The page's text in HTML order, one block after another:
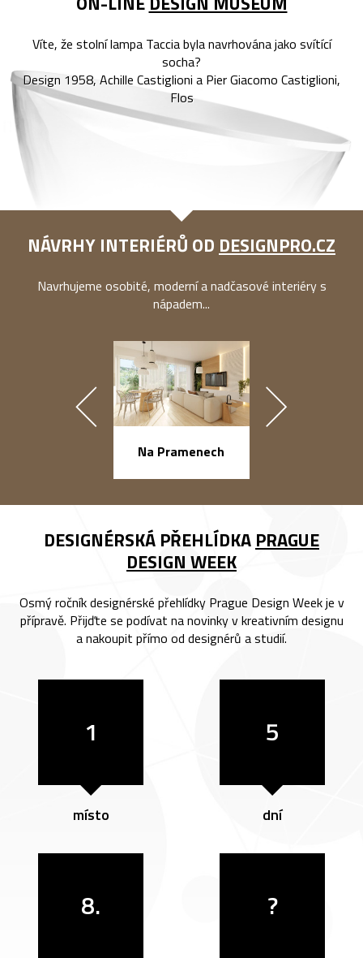
Víte, že stolní lampa Taccia byla navrhována jako svítící
socha?
Design 1958, Achille Castiglioni a Pier Giacomo Castiglioni,
Flos
NÁVRHY INTERIÉRŮ OD DESIGNPRO.CZ
Navrhujeme osobité, moderní a nadčasové interiéry s
nápadem...
Na Pramenech
DESIGNÉRSKÁ PŘEHLÍDKA PRAGUE
DESIGN WEEK
Osmý ročník designérské přehlídky Prague Design Week je v
přípravě. Přijďte se podívat na novinky v kreativním designu
a nakoupit přímo od designérů a studií.
1
místo
5
dní
8. ?